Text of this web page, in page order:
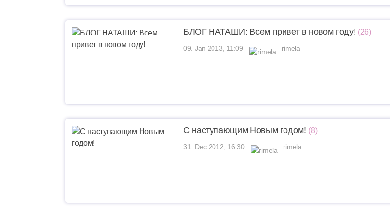
БЛОГ НАТАШИ: Всем привет в новом году! (26)
09. Jan 2013, 11:09 rimela
С наступающим Новым годом! (8)
31. Dec 2012, 16:30 rimela